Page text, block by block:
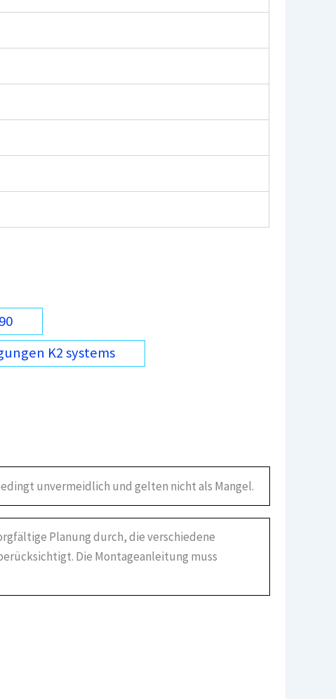
K2 systems
unvermeidlich und gelten nicht als Mangel.
Planung durch, die verschiedene
Die Montageanleitung muss